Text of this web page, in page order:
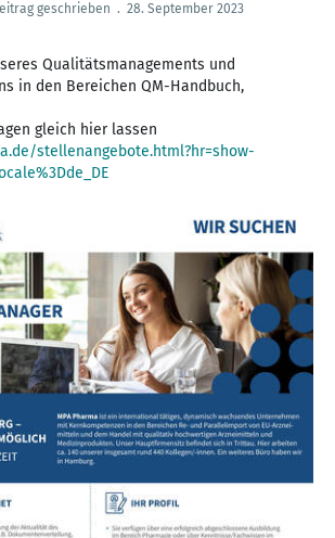
geschrieben . 28. September 2023
Qualitätsmanagements und
in den Bereichen QM-Handbuch,
stellenangebote.html?hr=show-